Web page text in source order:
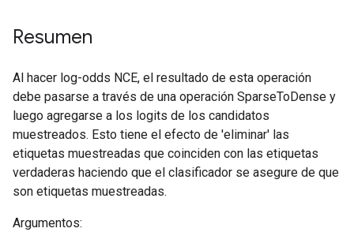
Resumen
Al hacer log-odds NCE, el resultado de esta operación
debe pasarse a través de una operación SparseToDense y
luego agregarse a los logits de los candidatos
muestreados. Esto tiene el efecto de 'eliminar' las
etiquetas muestreadas que coinciden con las etiquetas
verdaderas haciendo que el clasificador se asegure de que
son etiquetas muestreadas.
Argumentos: